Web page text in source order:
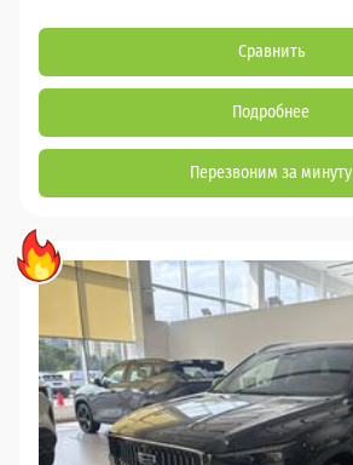
Сравнить
Подробнее
Перезвоним за минуту